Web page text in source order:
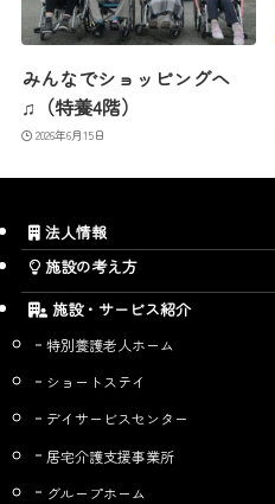
みんなでショッピングへ
♫（特養4階）
2026年6月15日
法人情報
施設の考え方
施設・サービス紹介
特別養護老人ホーム
ショートステイ
デイサービスセンター
居宅介護支援事業所
グループホーム